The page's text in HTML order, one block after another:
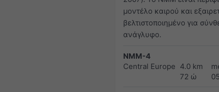
μοντέλο καιρού και
βελτιστοποιημένο για
ανάγλυφο.
NMM-4
Central Europe 4.0 km
72 ώ